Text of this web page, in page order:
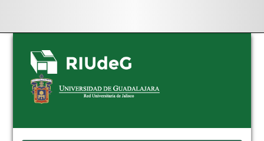
Skip
navigation